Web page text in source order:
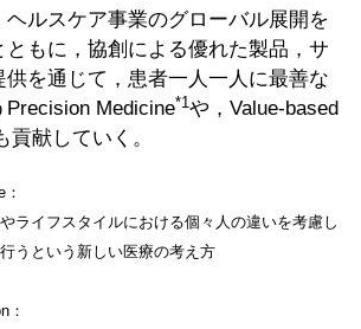
ヘルスケア事業のグローバル展開を
もに，協創による優れた製品，サ
を通じて，患者一人一人に最善な
Precision Medicine*1や，Value-based
貢献していく。
ライフスタイルにおける個々人の違いを考慮し
うという新しい医療の考え方
：